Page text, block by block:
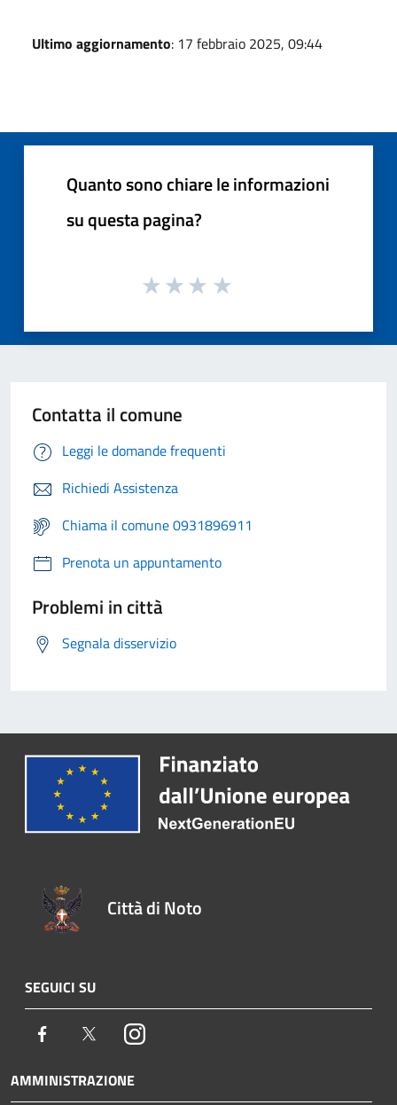
Ultimo aggiornamento: 17 febbraio 2025, 09:44
Quanto sono chiare le informazioni
su questa pagina?
Contatta il comune
Leggi le domande frequenti
Richiedi Assistenza
Chiama il comune 0931896911
Prenota un appuntamento
Problemi in città
Segnala disservizio
Città di Noto
SEGUICI SU
Facebook TwitterInstagram
AMMINISTRAZIONE